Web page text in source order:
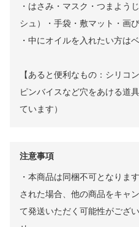
・はさみ・マスク・つまよう
シュ）・手袋・敷マット・画
・中にオイルを入れたい方は
【あると便利なもの：シリコ
ピンバイスなど穴をあける道
ています）
注意事項
・本商品は同梱不可となりま
された場合、他の商品をキャ
て発送いただく可能性がござ